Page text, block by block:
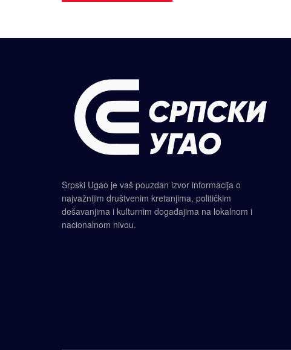
Srpski Ugao je vaš pouzdan izvor informacija o
najvažnijim društvenim kretanjima, političkim
dešavanjima i kulturnim događajima na lokalnom i
nacionalnom nivou.